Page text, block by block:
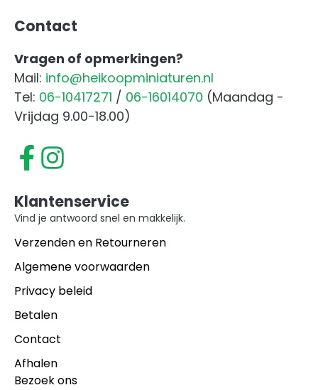
Contact
Vragen of opmerkingen?
Mail: info@heikoopminiaturen.nl
Tel: 06-10417271 / 06-16014070 (Maandag -
Vrijdag 9.00-18.00)
Klantenservice
Vind je antwoord snel en makkelijk.
Verzenden en Retourneren
Algemene voorwaarden
Privacy beleid
Betalen
Contact
Afhalen
Bezoek ons